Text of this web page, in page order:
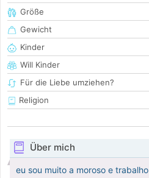
Größe
Gewicht
Kinder
Will Kinder
Für die Liebe umziehen?
Religion
Über mich
eu sou muito a moroso e trabalho